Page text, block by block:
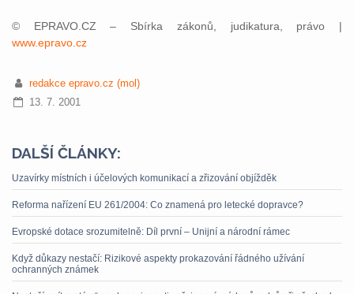
© EPRAVO.CZ – Sbírka zákonů, judikatura, právo |
www.epravo.cz
redakce epravo.cz (mol)
13. 7. 2001
DALŠÍ ČLÁNKY:
Uzavírky místních i účelových komunikací a zřizování objížděk
Reforma nařízení EU 261/2004: Co znamená pro letecké dopravce?
Evropské dotace srozumitelně: Díl první – Unijní a národní rámec
Když důkazy nestačí: Rizikové aspekty prokazování řádného užívání
ochranných známek